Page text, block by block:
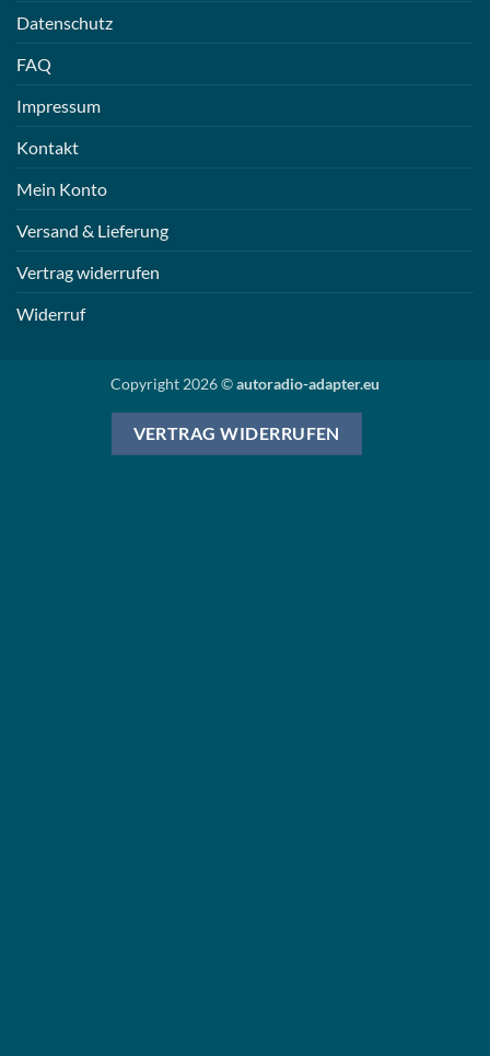
Datenschutz
FAQ
Impressum
Kontakt
Mein Konto
Versand & Lieferung
Vertrag widerrufen
Widerruf
Copyright 2026 ©autoradio-adapter.eu
VERTRAG WIDERRUFEN